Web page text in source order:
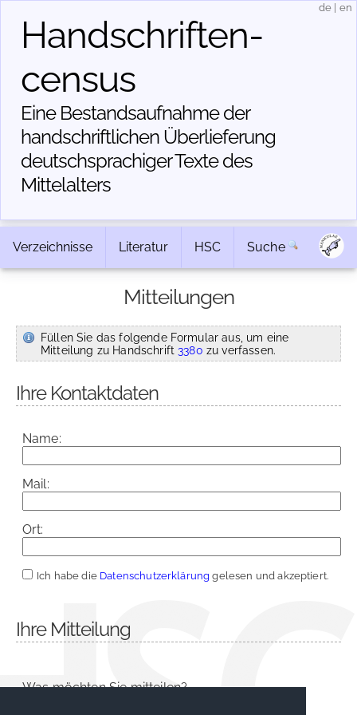
Handschriften­
census
Eine Bestandsaufnahme der
handschriftlichen Über­lieferung
deutschsprachiger Texte des
Mittelalters
de en
Verzeichnisse Literatur HSC Suche
Mitteilungen
Füllen Sie das folgende Formular aus, um eine
Mitteilung zu Handschrift3380 zu verfassen.
Ihre Kontaktdaten
Name:
Mail:
Ort:
Ich habe die Datenschutzerklärung gelesen und akzeptiert.
Ihre Mitteilung
Was möchten Sie mitteilen?